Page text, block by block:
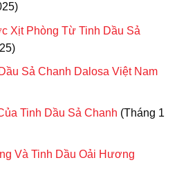
Xịt Phòng Từ Tinh Dầu Sả
Sả Chanh Dalosa Việt Nam
Tinh Dầu Sả Chanh (Tháng 1
Và Tinh Dầu Oải Hương